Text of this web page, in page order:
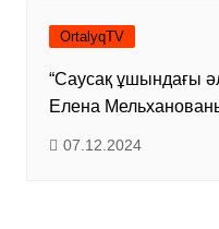
OrtalyqTV
“Саусақ ұшындағы
Елена
07.12.2024